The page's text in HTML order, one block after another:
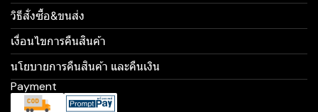
วิธีสั่งซื้อ&ขนส่ง
เงื่อนไขการคืนสินค้า
นโยบายการคืนสินค้า และคืนเงิน
Payment